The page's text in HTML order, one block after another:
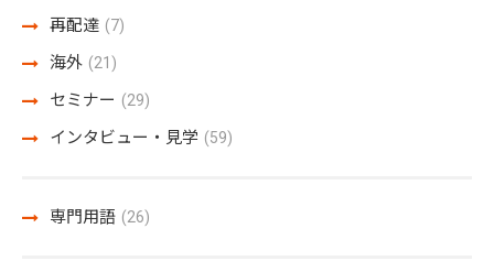
再配達 (7)
海外 (21)
セミナー (29)
インタビュー・見学 (59)
専門用語 (26)